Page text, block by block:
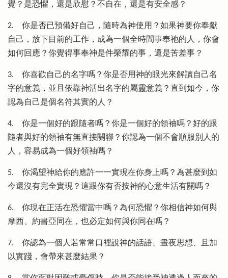
覺？是恐懼，還是欣慰？不自在，還是有安全感？
2.
你是否已預備好自己，隨時為神使用？如果神要你奉獻
自己，放下目前的工作，成為一個全時間事奉祂的人，你會
如何回應？你覺得事奉神是件榮耀的事，還是苦差事？
3.
你喜歡自己的名字嗎？你是否用神的眼光來解讀自己名
字的意義，並且依靠神活出名字的屬靈意義？直到如今，你
認為自己是個名符其實的人？
4.
你是一個好的跟隨者嗎？你是一個好的領袖嗎？好的跟
隨者與好的領袖有無直接關聯？你認為一個不會順服別人的
人，容易成為一個好領袖嗎？
5.
你渴望神給你的應許一一實現在你身上嗎？為甚麼到如
今還沒有完全實現？這跟你有否按神的心意生活有關嗎？
6.
你現在正活在恐懼當中嗎？為何恐懼？你相信神如何與
摩西、約書亞同在，也必定如何與你同在嗎？
7.
你認為一個人若常常口裡說神的話語、晝夜思想、且加
以實踐，會帶來甚麼結果？